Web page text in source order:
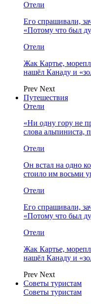
Отели
Его спрашивали,
«Потому что был
Отели
Жак Картье,
нашёл Канаду и
Prev Next
Путешествия
Отели
«Ни одну гору не
слова альпиниста,
Отели
Он встал на одно
стоило им восьми
Отели
Его спрашивали,
«Потому что был
Отели
Жак Картье,
нашёл Канаду и
Prev Next
Советы туристам
Советы туристам